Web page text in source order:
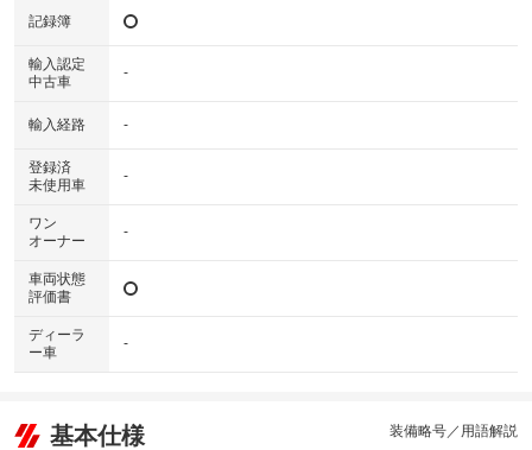
記録簿
輸入認定
中古車
-
輸入経路 -
登録済
未使用車
-
ワン
オーナー
-
車両状態
評価書
ディーラ
ー車
-
基本仕様 装備略号／用語解説